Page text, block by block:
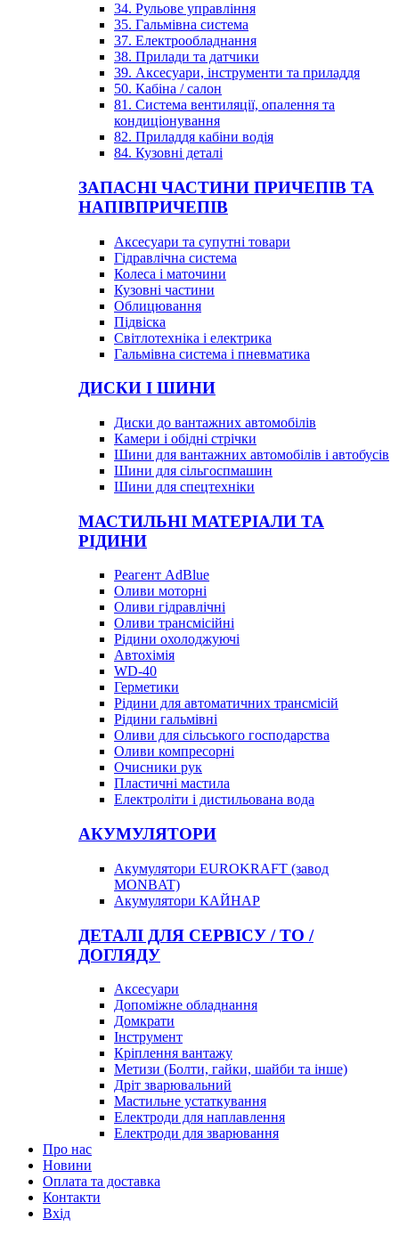
34. Рульове управління
35. Гальмівна система
37. Електрообладнання
38. Прилади та датчики
39. Аксесуари, інструменти та приладдя
50. Кабіна / салон
81. Система вентиляції, опалення та
кондиціонування
82. Приладдя кабіни водія
84. Кузовні деталі
ЗАПАСНІ ЧАСТИНИ ПРИЧЕПІВ ТА
НАПІВПРИЧЕПІВ
Аксесуари та супутні товари
Гідравлічна система
Колеса і маточини
Кузовні частини
Облицювання
Підвіска
Світлотехніка і електрика
Гальмівна система і пневматика
ДИСКИ І ШИНИ
Диски до вантажних автомобілів
Камери і обідні стрічки
Шини для вантажних автомобілів і автобусів
Шини для сільгоспмашин
Шини для спецтехніки
МАСТИЛЬНІ МАТЕРІАЛИ ТА
РІДИНИ
Реагент AdBlue
Оливи моторні
Оливи гідравлічні
Оливи трансмісійні
Рідини охолоджуючі
Автохімія
WD-40
Герметики
Рідини для автоматичних трансмісій
Рідини гальмівні
Оливи для сільського господарства
Оливи компресорні
Очисники рук
Пластичні мастила
Електроліти і дистильована вода
АКУМУЛЯТОРИ
Акумулятори EUROKRAFT (завод
MONBAT)
Акумулятори КАЙНАР
ДЕТАЛІ ДЛЯ СЕРВІСУ / ТО /
ДОГЛЯДУ
Аксесуари
Допоміжне обладнання
Домкрати
Інструмент
Кріплення вантажу
Метизи (Болти, гайки, шайби та інше)
Дріт зварювальний
Мастильне устаткування
Електроди для наплавлення
Електроди для зварювання
Про нас
Новини
Оплата та доставка
Контакти
Вхiд